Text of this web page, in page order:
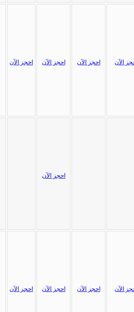
احجز الآن احجز الآن احجز الآن الآن
احجز الآن
احجز الآن احجز الآن احجز الآن الآن